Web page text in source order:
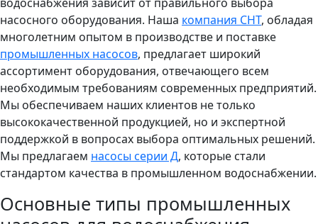
насосного оборудования. Наша компания СНТ, обладая
многолетним опытом в производстве и поставке
промышленных насосов, предлагает широкий
ассортимент оборудования, отвечающего всем
необходимым требованиям современных предприятий.
Мы обеспечиваем наших клиентов не только
высококачественной продукцией, но и экспертной
поддержкой в вопросах выбора оптимальных решений.
Мы предлагаем насосы серии Д, которые стали
стандартом качества в промышленном водоснабжении.
Основные типы промышленных